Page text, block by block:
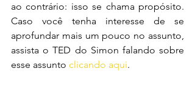
ao contrário: isso se chama propósito.
Caso você tenha interesse de se
aprofundar mais um pouco no assunto,
assista o TED do Simon falando sobre
esse assunto clicando aqui.